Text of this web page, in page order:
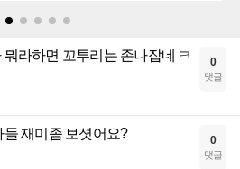
라하면 꼬투리는 존나잡네 ㅋ
0
댓글
재미좀 보셧어요? 0
댓글